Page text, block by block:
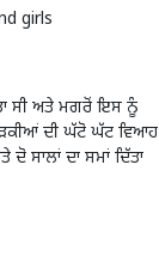
girls
ਸੀ ਅਤੇ ਮਗਰੋਂ ਇਸ ਨੂੰ
ਦੀ ਘੱਟੋ ਘੱਟ ਵਿਆਹ
ਸਾਲਾਂ ਦਾ ਸਮਾਂ ਦਿੱਤਾ